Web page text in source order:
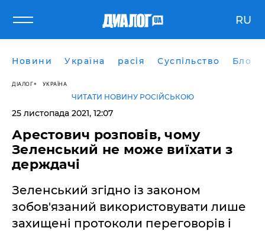
RU
Новини Україна расія Суспільство Блоги
ДІАЛОГ УКРАЇНА
ЧИТАТИ НОВИНУ РОСІЙСЬКОЮ
25 листопада 2021, 12:07
Арестович розповів, чому
Зеленський не може виїхати з
держдачі
Зеленський згідно із законом
зобов'язаний використовувати лише
захищені протоколи переговорів і